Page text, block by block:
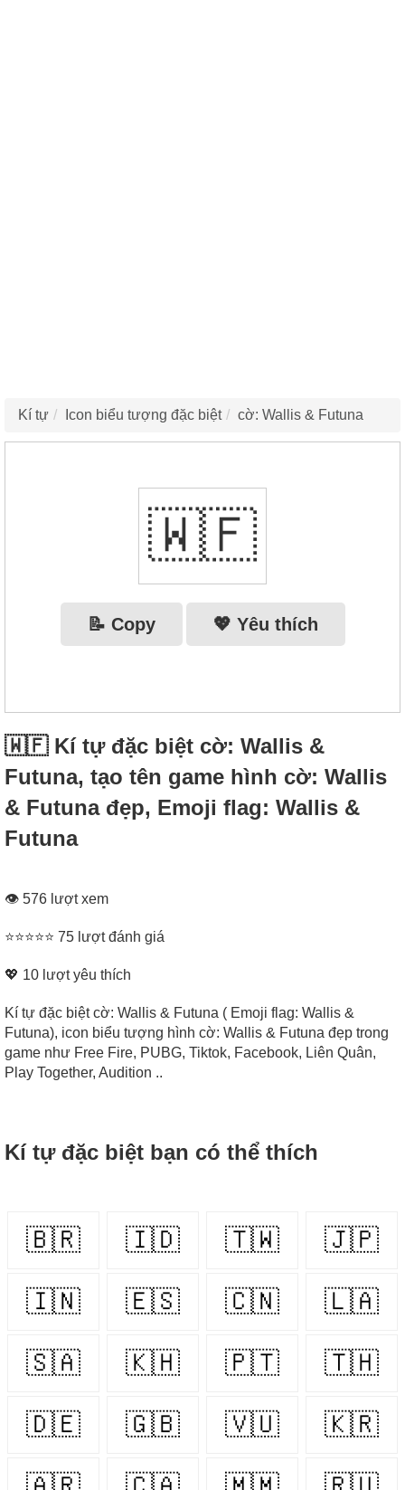
Kí tự Icon biểu tượng đặc biệt cờ: Wallis & Futuna
🇼🇫
📝 Copy 💖 Yêu thích
🇼🇫 Kí tự đặc biệt cờ: Wallis &
Futuna, tạo tên game hình cờ: Wallis
& Futuna đẹp, Emoji flag: Wallis &
Futuna
👁 576 lượt xem
⭐⭐⭐⭐⭐ 75 lượt đánh giá
💖 10 lượt yêu thích
Kí tự đặc biệt cờ: Wallis & Futuna ( Emoji flag: Wallis &
Futuna), icon biểu tượng hình cờ: Wallis & Futuna đẹp trong
game như Free Fire, PUBG, Tiktok, Facebook, Liên Quân,
Play Together, Audition ..
Kí tự đặc biệt bạn có thể thích
🇧🇷 🇮🇩 🇹🇼 🇯🇵
🇮🇳 🇪🇸 🇨🇳 🇱🇦
🇸🇦 🇰🇭 🇵🇹 🇹🇭
🇩🇪 🇬🇧 🇻🇺 🇰🇷